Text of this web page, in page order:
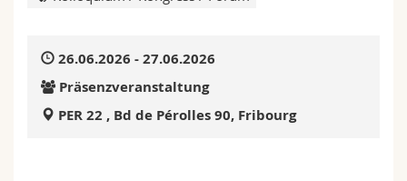
Interfakultär
Doktorierende
Vorlesungsverzeichnis
MyUnifr
26.06.2026 - 27.06.2026
Präsenzveranstaltung
PER 22 , Bd de Pérolles 90, Fribourg